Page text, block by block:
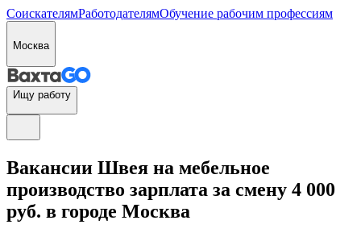
СоискателямРаботодателямОбучение рабочим профессиям
Москва
Ищу работу
Вакансии Швея на мебельное
производство зарплата за смену 4 000
руб. в городе Москва